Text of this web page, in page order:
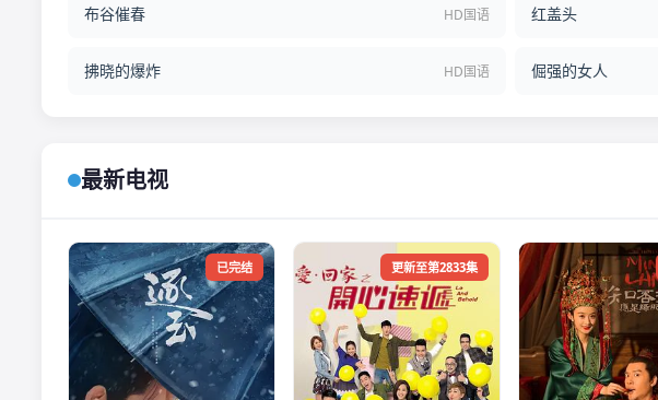
布谷催春 HD国语 红盖头
拂晓的爆炸 HD国语 倔强的女人
最新电视
已完结 更新至第2833集